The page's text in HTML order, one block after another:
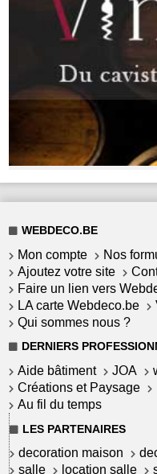
WEBDECO.BE
Mon compte
Nos
Ajoutez votre site
Faire un lien vers
LA carte Webdeco.be
Qui sommes nous ?
DERNIERS
Aide bâtiment JOA
Créations et Paysage
Au fil du temps
LES PARTENAIRES
decoration maison
salle
location salle